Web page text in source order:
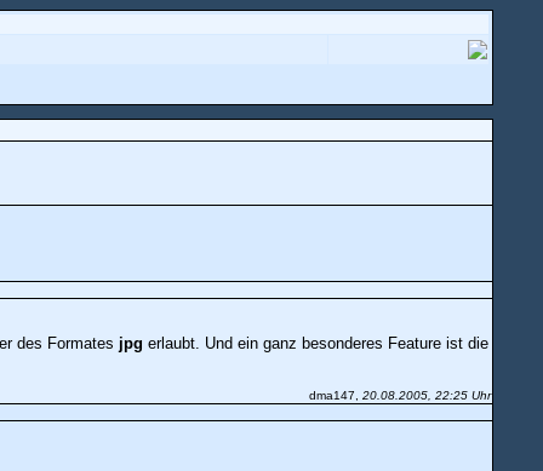
des Formates jpg erlaubt. Und ein ganz besonderes Feature ist die
dma147, 20.08.2005, 22:25 Uhr